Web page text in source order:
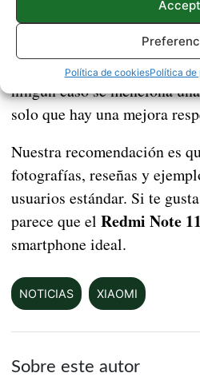
Accept
Política de cookiesPolítica de
exprime correctamente.
Es fácil encontrar
mejor calidad alinstalar la
ningún caso se menciona
solo que hay una mejora
Nuestra recomendación es
fotografías, reseñas y
usuarios estándar. Si te
parece que el Redmi Note 11
smartphone ideal.
NOTICIAS XIAOMI
Sobre este autor